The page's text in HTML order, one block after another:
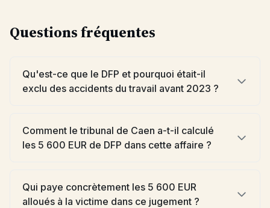
Questions fréquentes
Qu'est-ce que le DFP et pourquoi était-il
exclu des accidents du travail avant 2023 ?
Comment le tribunal de Caen a-t-il calculé
les 5 600 EUR de DFP dans cette affaire ?
Qui paye concrètement les 5 600 EUR
alloués à la victime dans ce jugement ?